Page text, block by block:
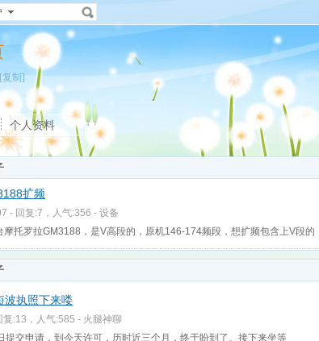
[复制]
个人资料
扩频
- 回复:7，人气:356 - 设备
摩托罗拉GM3188，是V高段的，原机146-174频段，想扩频包含上V段的
波执照下来喽
复:13，人气:585 - 火腿神聊
提交申请，到今天许可，历时近三个月，终于盼到了。接下来坐等